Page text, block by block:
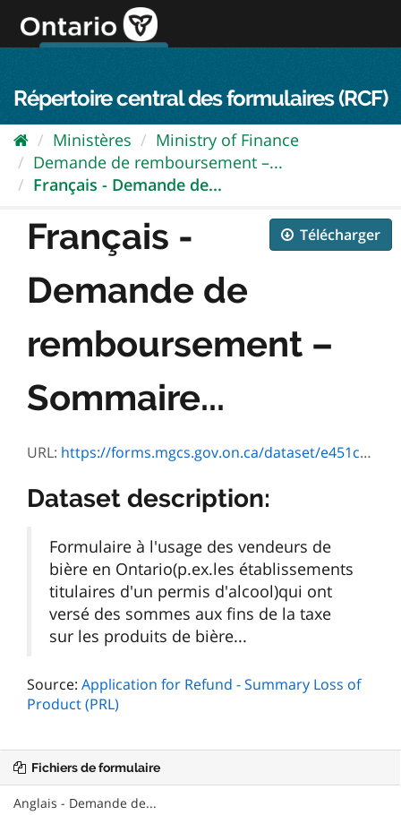
directement
au
Répertoire central des formulaires (RCF)
Ministères
Ministry of Finance
Demande de remboursement –...
Français - Demande de...
Télécharger
Français -
Demande de
remboursement –
Sommaire...
URL: https://forms.mgcs.gov.on.ca/dataset/e451ca7d-057f-4a94-9a34-1168374d406a/resource/ec4bf61c-e65c-4709-9dff-1de658f9f1c0/download/2011_12_versiontxt_3446f.htm
Dataset description:
Formulaire à l'usage des vendeurs de
bière en Ontario(p.ex.les établissements
titulaires d'un permis d'alcool)qui ont
versé des sommes aux fins de la taxe
sur les produits de bière...
Source: Application for Refund - Summary Loss of
Product (PRL)
Fichiers de formulaire
Anglais - Demande de...